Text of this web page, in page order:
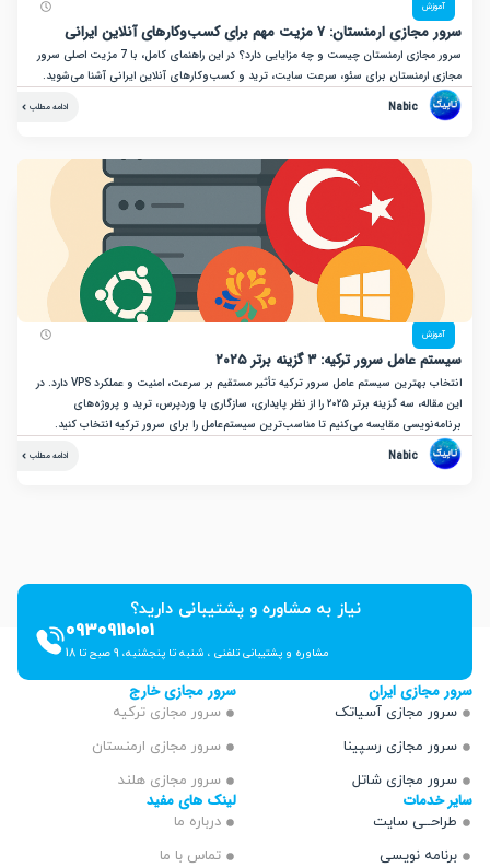
۷ مزیت مهم برای کسب‌وکارهای آنلاین ایرانی
سرور مجازی ارمنستان چیست و چه مزایایی دارد؟ در این راهنمای کامل، با 7 مزیت اصلی سرور
برای سئو، سرعت سایت، ترید و کسب‌وکارهای آنلاین ایرانی آشنا می‌شوید.
Nabic
سرور ترکیه: ۳ گزینه برتر ۲۰۲۵
انتخاب بهترین سیستم عامل سرور ترکیه تأثیر مستقیم بر سرعت، امنیت و عملکرد VPS دارد. در
این مقاله، سه گزینه برتر ۲۰۲۵ را از نظر پایداری، سازگاری با وردپرس، ترید و پروژه‌های
مقایسه می‌کنیم تا مناسب‌ترین سیستم‌عامل را برای سرور ترکیه انتخاب کنید.
Nabic
نیاز به مشاوره و پشتیبانی دارید؟
09309110101
مشاوره و پشتیبانی تلفنی ، شنبه تا پنجشنبه، 9 صبح تا 18
ایران
مجازی آسیاتک
مجازی رسپینا
مجازی شاتل
سرور مجازی خارج
سرور مجازی ترکیه
سرور مجازی ارمنستان
سرور مجازی هلند
سایت
نویسی
لینک های مفید
درباره ما
تماس با ما